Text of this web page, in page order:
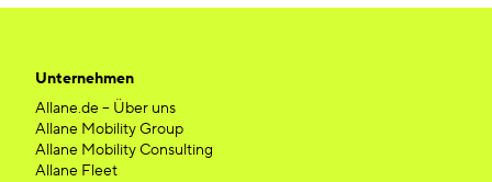
Unternehmen
Allane.de – Über uns
Allane Mobility Group
Allane Mobility Consulting
Allane Fleet